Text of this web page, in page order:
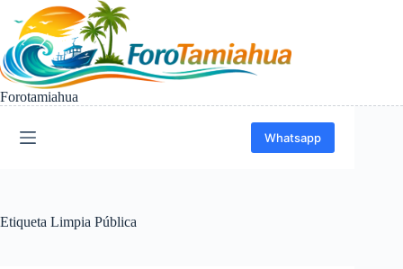
contenido
Forotamiahua
Whatsapp
Etiqueta Limpia Pública